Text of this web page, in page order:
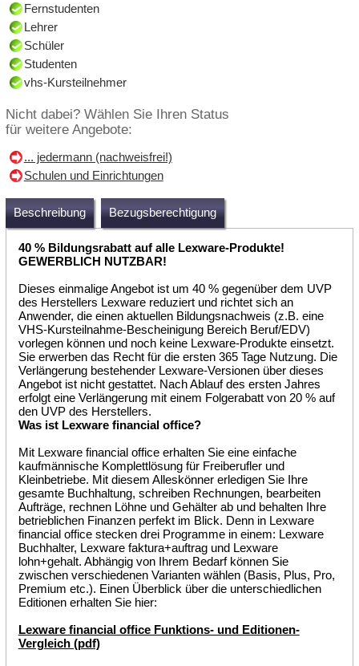
Fernstudenten
Lehrer
Schüler
Studenten
vhs-Kursteilnehmer
Nicht dabei? Wählen Sie Ihren Status
für weitere Angebote:
... jedermann (nachweisfrei!)
Schulen und Einrichtungen
Beschreibung Bezugsberechtigung
40 % Bildungsrabatt auf alle Lexware-Produkte!
GEWERBLICH NUTZBAR!
Dieses einmalige Angebot ist um 40 % gegenüber dem UVP
des Herstellers Lexware reduziert und richtet sich an
Anwender, die einen aktuellen Bildungsnachweis (z.B. eine
VHS-Kursteilnahme-Bescheinigung Bereich Beruf/EDV)
vorlegen können und noch keine Lexware-Produkte einsetzt.
Sie erwerben das Recht für die ersten 365 Tage Nutzung. Die
Verlängerung bestehender Lexware-Versionen über dieses
Angebot ist nicht gestattet. Nach Ablauf des ersten Jahres
erfolgt eine Verlängerung mit einem Folgerabatt von 20 % auf
den UVP des Herstellers.
Was ist Lexware financial office?
Mit Lexware financial office erhalten Sie eine einfache
kaufmännische Komplettlösung für Freiberufler und
Kleinbetriebe. Mit diesem Alleskönner erledigen Sie Ihre
gesamte Buchhaltung, schreiben Rechnungen, bearbeiten
Aufträge, rechnen Löhne und Gehälter ab und behalten Ihre
betrieblichen Finanzen perfekt im Blick. Denn in Lexware
financial office stecken drei Programme in einem: Lexware
Buchhalter, Lexware faktura+auftrag und Lexware
lohn+gehalt. Abhängig von Ihrem Bedarf können Sie
zwischen verschiedenen Varianten wählen (Basis, Plus, Pro,
Premium etc.). Einen Überblick über die unterschiedlichen
Editionen erhalten Sie hier:
Lexware financial office Funktions- und Editionen-
Vergleich (pdf)